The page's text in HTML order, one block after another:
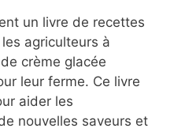
un livre de recettes
agriculteurs à
crème glacée
leur ferme. Ce livre
aider les
nouvelles saveurs et